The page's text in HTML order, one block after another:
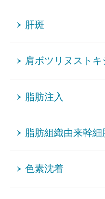
肝斑
肩ボツリヌストキ
脂肪注入
脂肪組織由来幹細
色素沈着